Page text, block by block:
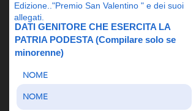
Edizione.."Premio San Valentino " e dei suoi
allegati.
DATI GENITORE CHE ESERCITA LA
PATRIA PODESTA (Compilare solo se
minorenne)
NOME